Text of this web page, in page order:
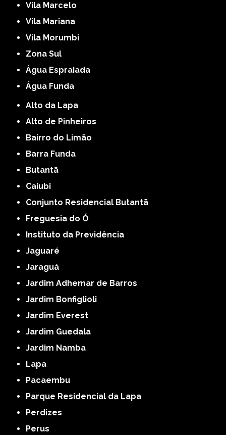
Vila Marcelo
Vila Mariana
Vila Morumbi
Zona Sul
Água Espraiada
Água Funda
Alto da Lapa
Alto de Pinheiros
Bairro do Limão
Barra Funda
Butantã
Caiubi
Conjunto Residencial Butantã
Freguesia do Ó
Instituto da Previdência
Jaguaré
Jaraguá
Jardim Adhemar de Barros
Jardim Bonfiglioli
Jardim Everest
Jardim Guedala
Jardim Namba
Lapa
Pacaembu
Parque Residencial da Lapa
Perdizes
Perus